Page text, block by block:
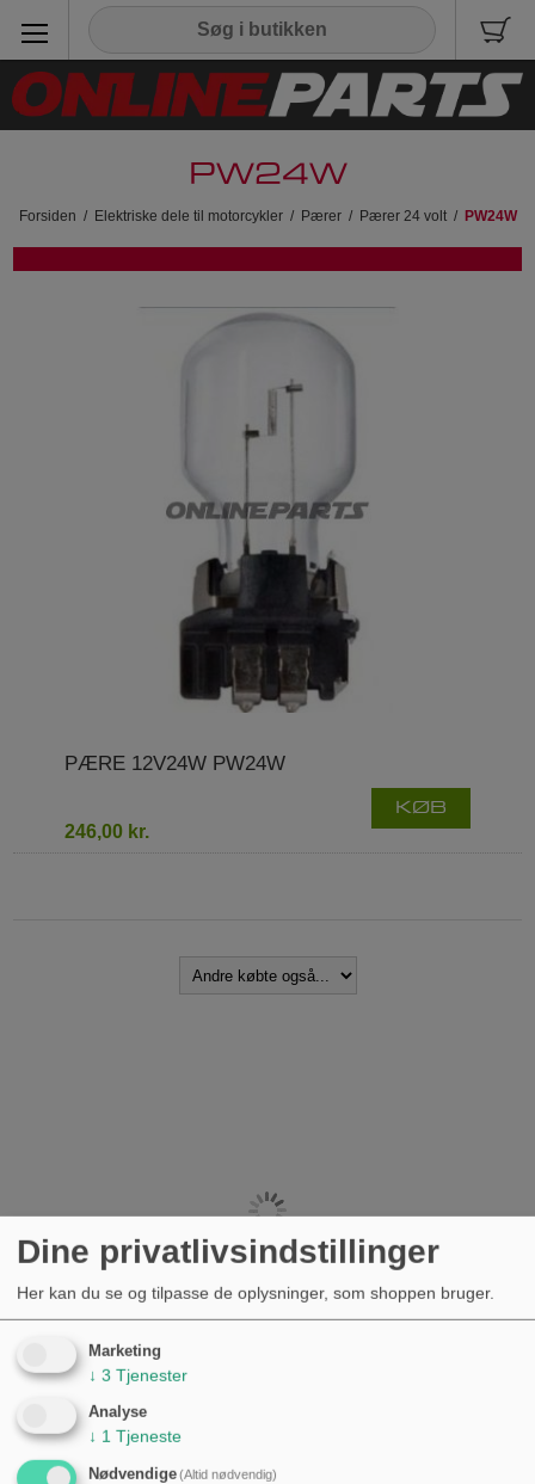
PW24W
Forsiden / Elektriske dele til motorcykler / Pærer / Pærer 24 volt / PW24W
PÆRE 12V24W PW24W
246,00 kr.
KØB
Dine privatlivsindstillinger
Her kan du se og tilpasse de oplysninger, som shoppen bruger.
Marketing
↓ 3 Tjenester
Analyse
↓ 1 Tjeneste
Nødvendige(Altid nødvendig)